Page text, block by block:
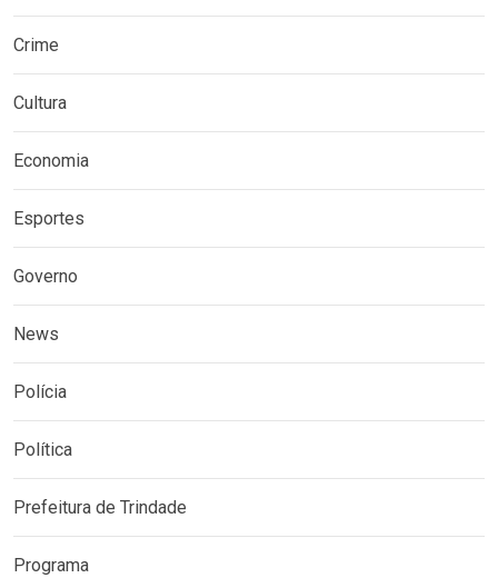
Crime
Cultura
Economia
Esportes
Governo
News
Polícia
Política
Prefeitura de Trindade
Programa